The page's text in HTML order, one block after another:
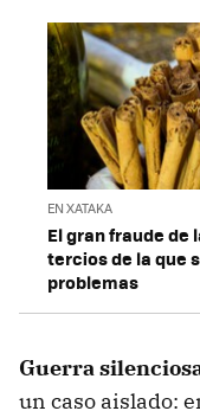
EN XATAKA
El gran fraude de
tercios de la que
problemas
Guerra
un caso aislado: